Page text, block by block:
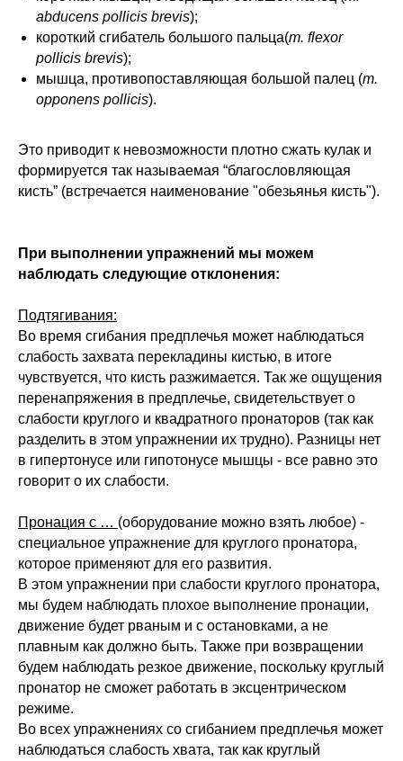
abducens pollicis brevis);
короткий сгибатель большого пальца(m. flexor
pollicis brevis);
мышца, противопоставляющая большой палец (m.
opponens pollicis).
Это приводит к невозможности плотно сжать кулак и
формируется так называемая “благословляющая
кисть” (встречается наименование "обезьянья кисть").
При выполнении упражнений мы можем
наблюдать следующие отклонения:
Подтягивания:
Во время сгибания предплечья может наблюдаться
слабость захвата перекладины кистью, в итоге
чувствуется, что кисть разжимается. Так же ощущения
перенапряжения в предплечье, свидетельствует о
слабости круглого и квадратного пронаторов (так как
разделить в этом упражнении их трудно). Разницы нет
в гипертонусе или гипотонусе мышцы - все равно это
говорит о их слабости.
Пронация с … (оборудование можно взять любое) -
специальное упражнение для круглого пронатора,
которое применяют для его развития.
В этом упражнении при слабости круглого пронатора,
мы будем наблюдать плохое выполнение пронации,
движение будет рваным и с остановками, а не
плавным как должно быть. Также при возвращении
будем наблюдать резкое движение, поскольку круглый
пронатор не сможет работать в эксцентрическом
режиме.
Во всех упражнениях со сгибанием предплечья может
наблюдаться слабость хвата, так как круглый